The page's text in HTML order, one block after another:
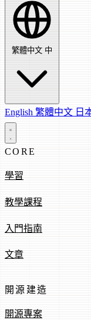
繁體中文 中
English 繁體中文 日
CORE
學習
教學課程
入門指南
文章
開源建造
開源專案